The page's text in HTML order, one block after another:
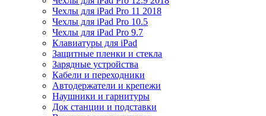
Чехлы для iPad Pro 11 2018
Чехлы для iPad Pro 10.5
Чехлы для iPad Pro 9.7
Клавиатуры для iPad
Защитные пленки и стекла
Зарядные устройства
Кабели и переходники
Автодержатели и крепежи
Наушники и гарнитуры
Док станции и подставки